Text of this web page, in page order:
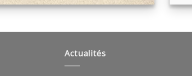
Actualités